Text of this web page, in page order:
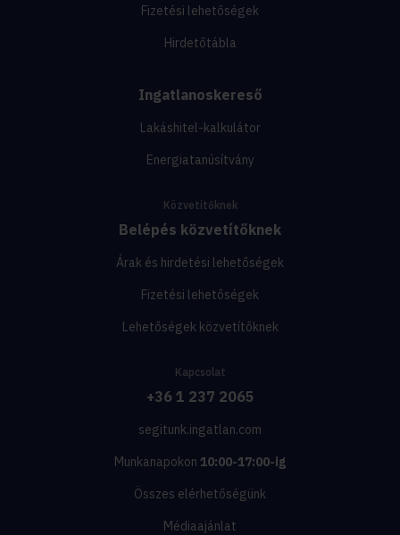
Fizetési lehetőségek
Hirdetőtábla
Ingatlanoskereső
Lakáshitel-kalkulátor
Energiatanúsítvány
Közvetítőknek
Belépés közvetítőknek
Árak és hirdetési lehetőségek
Fizetési lehetőségek
Lehetőségek közvetítőknek
Kapcsolat
+36 1 237 2065
segitunk.ingatlan.com
Munkanapokon 10:00-17:00-ig
Összes elérhetőségünk
Médiaajánlat